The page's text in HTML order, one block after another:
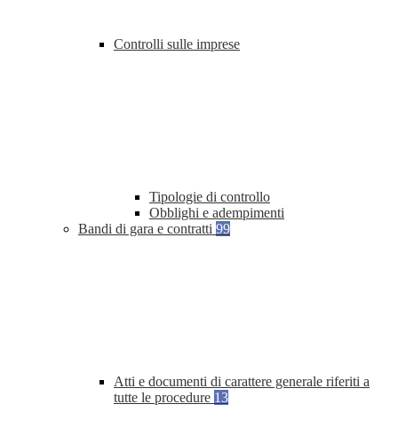
Controlli sulle imprese
Tipologie di controllo
Obblighi e adempimenti
Bandi di gara e contratti 99
Atti e documenti di carattere generale riferiti a
tutte le procedure 13